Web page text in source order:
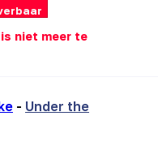
niet meer te
- Under the